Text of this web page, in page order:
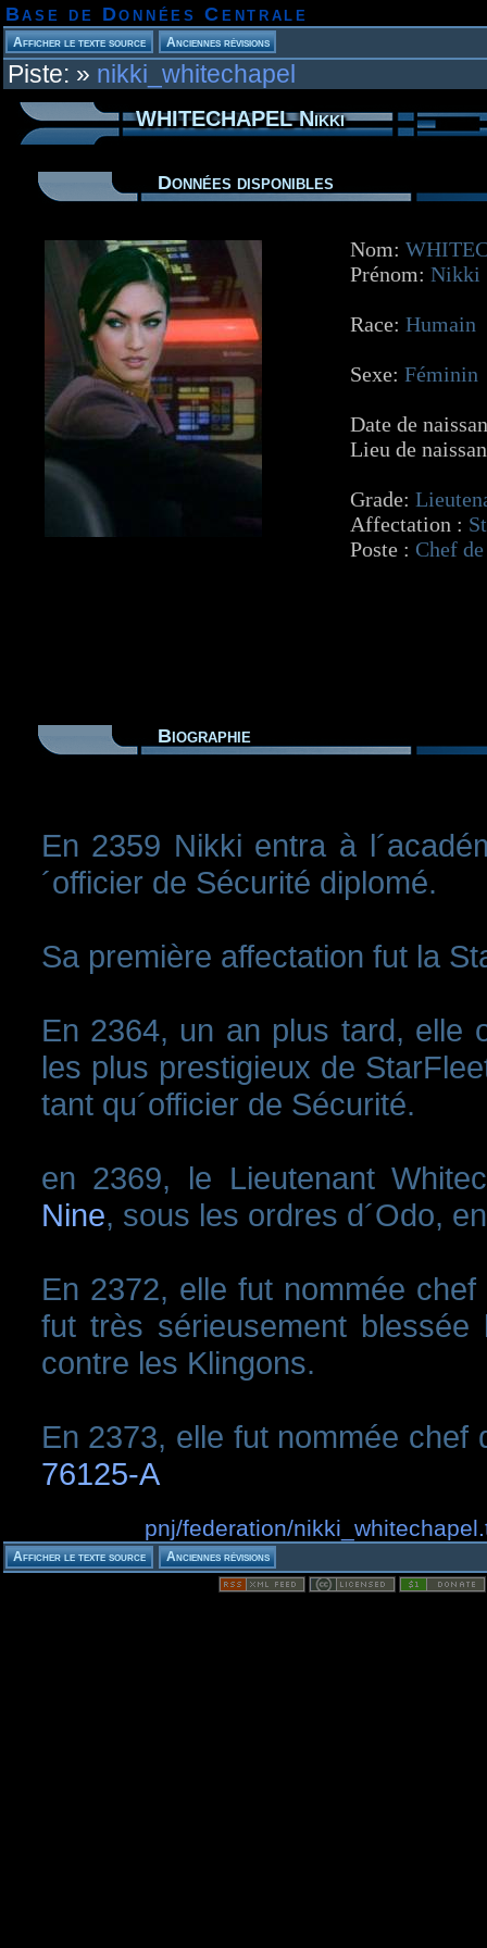
Base de Données Centrale
Piste: » nikki_whitechapel
WHITECHAPEL Nikki
Données disponibles
Nom:
Prénom: Nikki
Race: Humain
Sexe: Féminin
Date de
Lieu de
Grade:
Affectation :
Poste : Chef
Biographie
En 2359 Nikki entra à
´officier de Sécurité diplomé.
Sa première affectation fut la
En 2364, un an plus tard, elle
les plus prestigieux de
tant qu´officier de Sécurité.
en 2369, le Lieutenant
Nine, sous les ordres d´Odo,
En 2372, elle fut nommée
fut très sérieusement
contre les Klingons.
En 2373, elle fut nommée
76125-A
pnj/federation/